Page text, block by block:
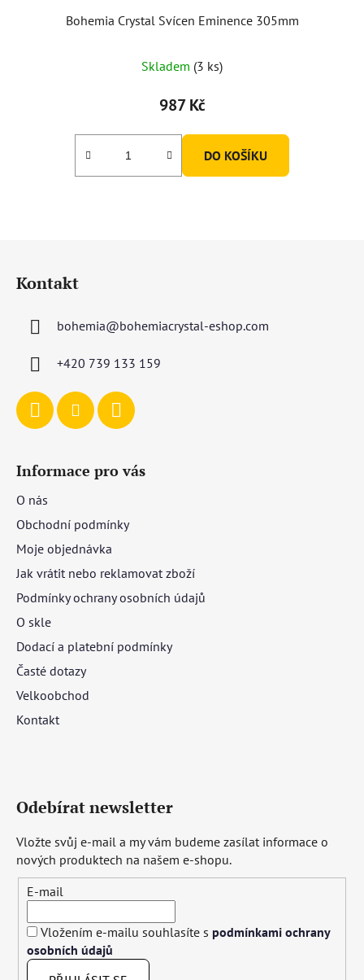
Bohemia Crystal Svícen Eminence 305mm
hodnocení
produktu
5,0
Skladem (3 ks)
987 Kč
DO KOŠÍKU
Kontakt
bohemia@bohemiacrystal-eshop.com
+420 739 133 159
Informace pro vás
O nás
Obchodní podmínky
Moje objednávka
Jak vrátit nebo reklamovat zboží
Podmínky ochrany osobních údajů
O skle
Dodací a platební podmínky
Časté dotazy
Velkoobchod
Kontakt
Odebírat newsletter
Vložte svůj e-mail a my vám budeme zasílat informace o
nových produktech na našem e-shopu.
E-mail
Vložením e-mailu souhlasíte s podmínkami ochrany
osobních údajů